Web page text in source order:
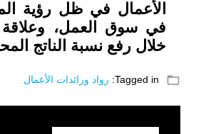
في سوق العمل، وعلاقة
خلال رفع نسبة الناتج
folder_open
Tagged in: رواد ورائدات الأعمال